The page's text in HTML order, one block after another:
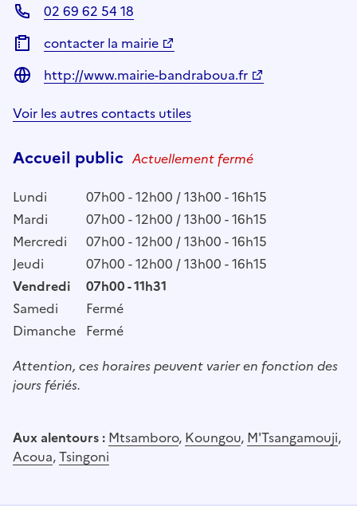
02 69 62 54 18
contacter la mairie
http://www.mairie-bandraboua.fr
Voir les autres contacts utiles
Accueil public Actuellement fermé
Lundi
07h00 - 12h00 / 13h00 - 16h15
Mardi
07h00 - 12h00 / 13h00 - 16h15
Mercredi
07h00 - 12h00 / 13h00 - 16h15
Jeudi
07h00 - 12h00 / 13h00 - 16h15
Vendredi
07h00 - 11h31
Samedi
Fermé
Dimanche Fermé
Attention, ces horaires peuvent varier en fonction des
jours fériés.
Aux alentours : Mtsamboro, Koungou, M'Tsangamouji,
Acoua,Tsingoni